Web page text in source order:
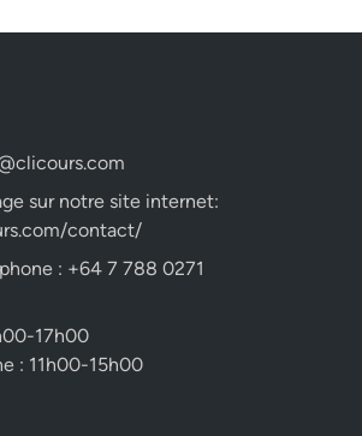
sur notre site internet:
contact/
: +64 7 788 0271
17h00
: 11h00-15h00